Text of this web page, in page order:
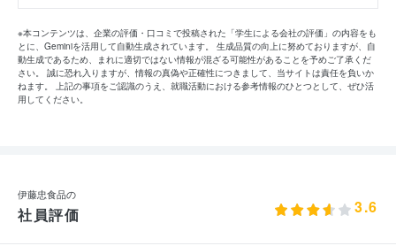
※本コンテンツは、企業の評価・口コミで投稿された「学生による会社の評価」の内容をも
とに、Geminiを活用して自動生成されています。 生成品質の向上に努めておりますが、自
動生成であるため、まれに適切ではない情報が混ざる可能性があることを予めご了承くだ
さい。 誠に恐れ入りますが、情報の真偽や正確性につきまして、当サイトは責任を負いか
ねます。 上記の事項をご認識のうえ、就職活動における参考情報のひとつとして、ぜひ活
用してください。
伊藤忠食品の
社員評価 3.6